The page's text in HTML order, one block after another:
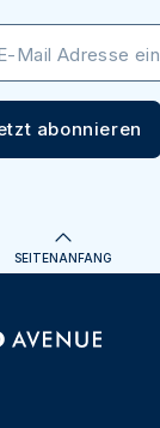
Mail Adresse ein
abonnieren
SEITENANFANG